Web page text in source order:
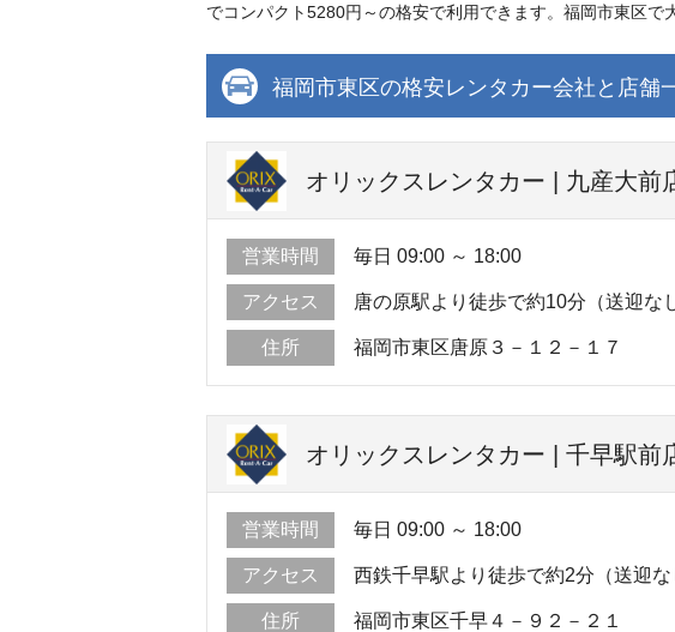
でコンパクト5280円～の格安で利用できます。福岡市東区で
福岡市東区の格安レンタカー会社と店舗
オリックスレンタカー | 九産大前
営業時間 毎日 09:00 ～ 18:00
アクセス 唐の原駅より徒歩で約10分（送迎な
住所 福岡市東区唐原３－１２－１７
オリックスレンタカー | 千早駅前
営業時間 毎日 09:00 ～ 18:00
アクセス 西鉄千早駅より徒歩で約2分（送迎な
住所 福岡市東区千早４－９２－２１